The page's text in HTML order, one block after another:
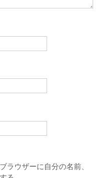
ラウザーに自分の名前、